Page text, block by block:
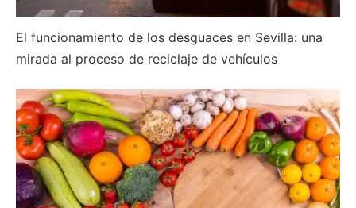
El funcionamiento de los desguaces en Sevilla: una
mirada al proceso de reciclaje de vehículos